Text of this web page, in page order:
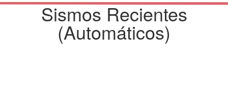
Sismos Recientes
(Automáticos)